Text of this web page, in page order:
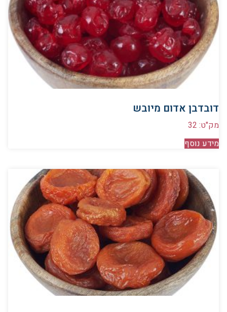
דובדבן אדום מיובש
מק"ט: 32
מידע נוסף